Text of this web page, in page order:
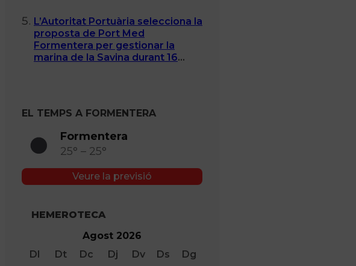
L’Autoritat Portuària selecciona la
proposta de Port Med
Formentera per gestionar la
marina de la Savina durant 16
EL TEMPS A FORMENTERA
Formentera
25° – 25°
Veure la previsió
HEMEROTECA
Agost 2026
Dl
Dt Dc Dj Dv Ds
Dg